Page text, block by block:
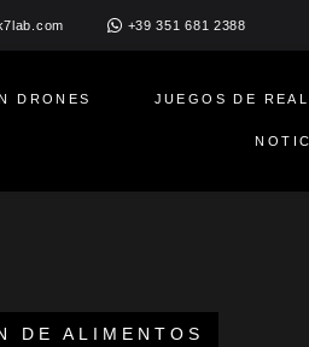
+39 351 681 2388
DRONES JUEGOS DE
DE ALIMENTOS